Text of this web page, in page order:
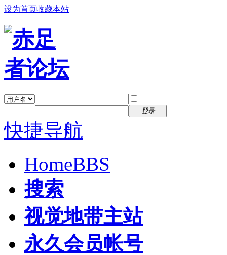
设为首页收藏本站
登录
快捷导航
HomeBBS
搜索
视觉地带主站
永久会员帐号